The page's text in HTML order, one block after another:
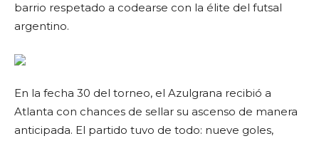
barrio respetado a codearse con la élite del futsal
argentino.
En la fecha 30 del torneo, el Azulgrana recibió a
Atlanta con chances de sellar su ascenso de manera
anticipada. El partido tuvo de todo: nueve goles,